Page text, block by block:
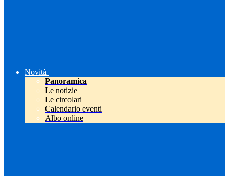
Novità
Panoramica
Le notizie
Le circolari
Calendario eventi
Albo online